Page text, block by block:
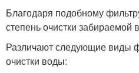
Благодаря подобному
степень очистки забираемой
Различают следующие виды
очистки воды: